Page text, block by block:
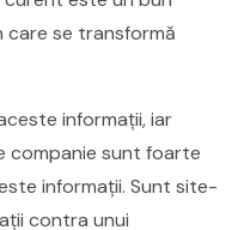
care se transformă
informații, iar
sunt foarte
informații. Sunt site-
contra unui